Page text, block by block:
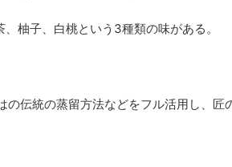
柚子、白桃という3種類の味がある。
伝統の蒸留方法などをフル活用し、